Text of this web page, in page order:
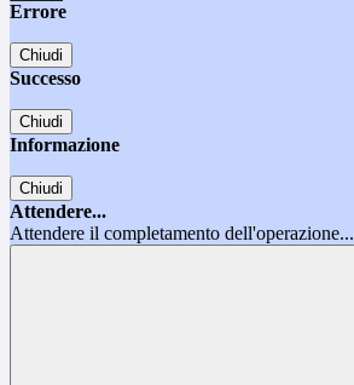
Errore
Chiudi
Successo
Chiudi
Informazione
Chiudi
Attendere...
Attendere il completamento dell'operazione...